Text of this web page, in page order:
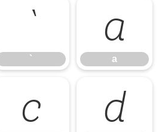
`
`
a
a
c d